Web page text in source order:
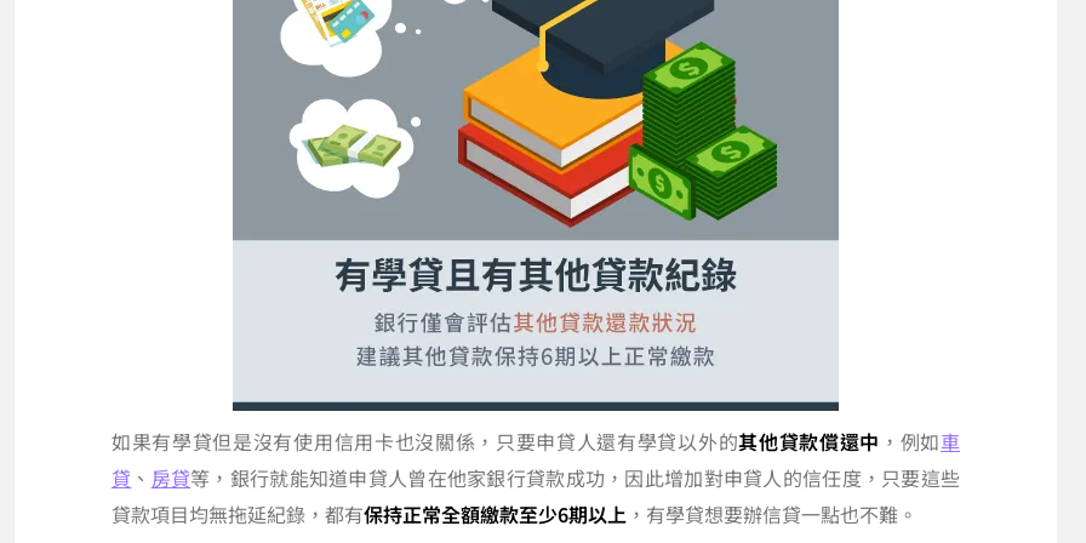
如果有學貸但是沒有使用信用卡也沒關係，只要申貸人還有學貸以外的其他貸款償還中 ，例如車
貸 、 房貸等，銀行就能知道申貸人曾在他家銀行貸款成功，因此增加對申貸人的信任度，只要這些
貸款項目均無拖延紀錄，都有保持正常全額繳款至少6期以上 ，有學貸想要辦信貸一點也不難。